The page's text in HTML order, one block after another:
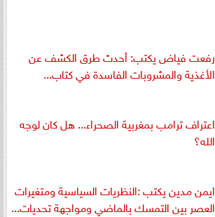
رفعت فياض يكتب: أحدث طرق الكشف عن
الأغذية والمشروبات الفاسدة في كتاب...
اعتراف ترامب بمغربية الصحراء... هل كان لوجه
الله؟
ايمن مدين يكتب :النظريات السياسية ومتغيرات
العصر بين التمسك بالماضي ومواجهة تحديات...